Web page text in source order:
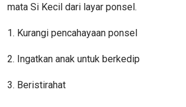
mata Si Kecil dari layar ponsel.
1. Kurangi pencahayaan ponsel
2. Ingatkan anak untuk berkedip
3. Beristirahat